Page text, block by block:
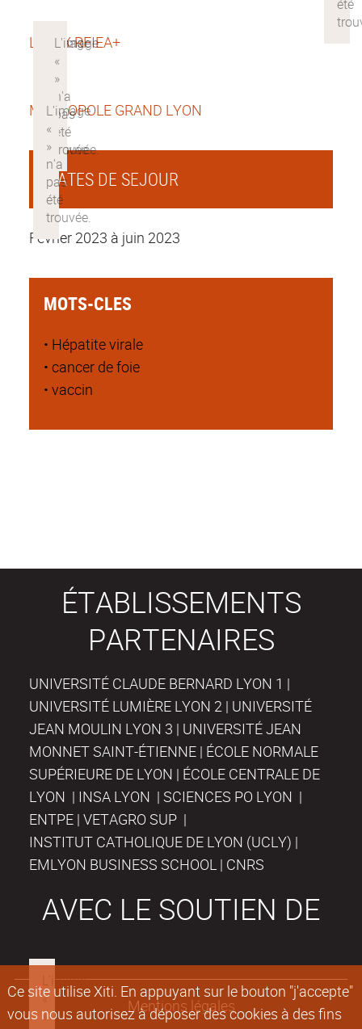
Ce site utilise Xiti. En appuyant sur le bouton "j'accepte"
vous nous autorisez à déposer des cookies à des fins
LABEX RFIEA+
METROPOLE GRAND LYON
DATES DE SEJOUR
Février 2023 à juin 2023
MOTS-CLES
• Hépatite virale
• cancer de foie
• vaccin
ÉTABLISSEMENTS
PARTENAIRES
UNIVERSITÉ CLAUDE BERNARD LYON 1 |
UNIVERSITÉ LUMIÈRE LYON 2 | UNIVERSITÉ
JEAN MOULIN LYON 3 | UNIVERSITÉ JEAN
MONNET SAINT-ÉTIENNE | ÉCOLE NORMALE
SUPÉRIEURE DE LYON | ÉCOLE CENTRALE DE
LYON | INSA LYON | SCIENCES PO LYON |
ENTPE | VETAGRO SUP |
INSTITUT CATHOLIQUE DE LYON (UCLY) |
EMLYON BUSINESS SCHOOL | CNRS
AVEC LE SOUTIEN DE
Mentions légales